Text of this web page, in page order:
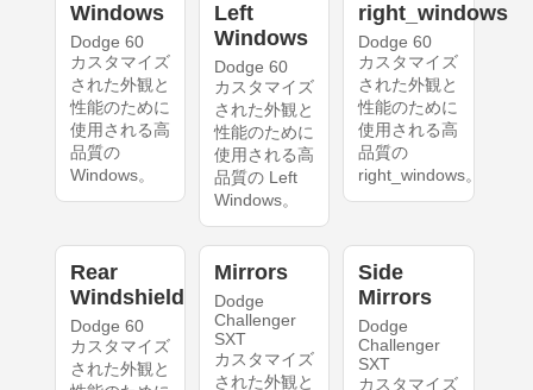
Windows
Dodge 60
カスタマイズ
された外観と
性能のために
使用される高
品質の
Windows。
Left
Windows
Dodge 60
カスタマイズ
された外観と
性能のために
使用される高
品質の Left
Windows。
right_windows
Dodge 60
カスタマイズ
された外観と
性能のために
使用される高
品質の
right_windows。
Rear
Windshield
Dodge 60
カスタマイズ
された外観と
Mirrors
Dodge
Challenger
SXT
カスタマイズ
された外観と
Side
Mirrors
Dodge
Challenger
SXT
カスタマイズ